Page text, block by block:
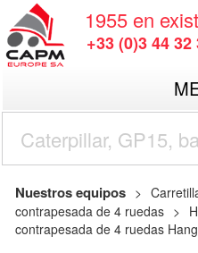
1955 en
+33 (0)3 44 32
Nuestros equipos
contrapesada de 4 ruedas
contrapesada de 4 ruedas